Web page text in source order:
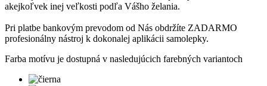
akejkoľvek inej veľkosti podľa Vášho želania.
Pri platbe bankovým prevodom od Nás obdržíte ZADARMO
profesionálny nástroj k dokonalej aplikácii samolepky.
Farba motívu je dostupná v nasledujúcich farebných variantoch